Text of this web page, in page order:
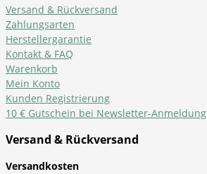
Versand & Rückversand
Zahlungsarten
Herstellergarantie
Kontakt & FAQ
Warenkorb
Mein Konto
Kunden Registrierung
10 € Gutschein bei Newsletter-Anmeldung
Versand & Rückversand
Versandkosten